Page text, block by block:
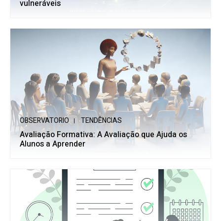
vulneráveis
OBSERVATORIO TENDÊNCIAS
Avaliação Formativa: A Avaliação que Ajuda os
Alunos a Aprender